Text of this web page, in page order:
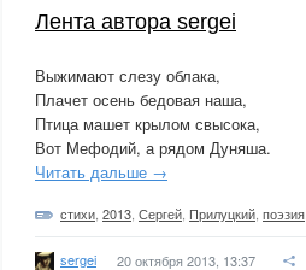
Лента автора sergei
Выжимают слезу облака,
Плачет осень бедовая наша,
Птица машет крылом свысока,
Вот Мефодий, а рядом Дуняша.
Читать дальше →
стихи 2013 Сергей Прилуцкий поэзия
sergei 20 октября 2013, 13:37